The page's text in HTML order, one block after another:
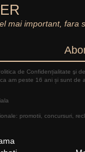
mai important, fara
de Confidențialitate şi
am peste 16 ani și sunt de
promotii, concursuri,